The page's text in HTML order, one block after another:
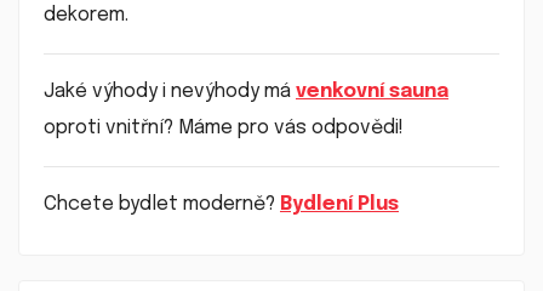
dekorem.
Jaké výhody i nevýhody má venkovní sauna
oproti vnitřní? Máme pro vás odpovědi!
Chcete bydlet moderně? Bydlení Plus